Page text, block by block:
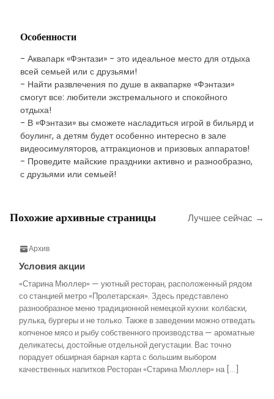
Особенности
- Аквапарк «Фэнтази» - это идеальное место для отдыха
всей семьей или с друзьями!
- Найти развлечения по душе в аквапарке «Фэнтази»
смогут все: любители экстремального и спокойного
отдыха!
- В «Фэнтази» вы сможете насладиться игрой в бильярд и
боулинг, а детям будет особенно интересно в зале
видеосимуляторов, аттракционов и призовых аппаратов!
- Проведите майские праздники активно и разнообразно,
с друзьями или семьей!
Похожие архивные страницы Лучшее сейчас →
Архив
Условия акции
«Старина Мюллер» — уютный ресторан, расположенный рядом
со станцией метро «Пролетарская». Здесь представлено
разнообразное меню традиционной немецкой кухни: колбаски,
рулька, бургеры и не только. Также в заведении можно отведать
копченое мясо и рыбу собственного производства — ароматные
деликатесы, достойные отдельной дегустации. Вас точно
порадует обширная барная карта с большим выбором
качественных напитков.Ресторан «Старина Мюллер» на […]